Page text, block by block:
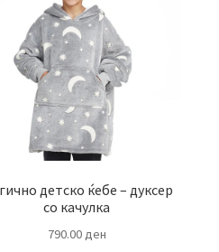
детско ќебе – дуксер
со качулка
790.00ден